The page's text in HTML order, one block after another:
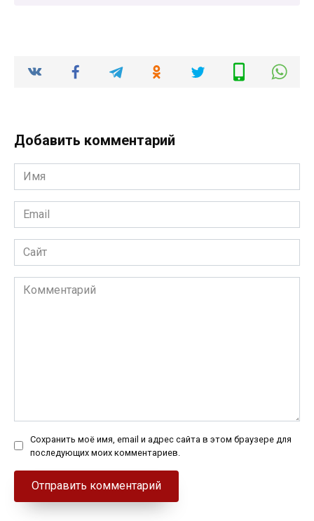
Добавить комментарий
Имя
*
Email
*
Сайт
Комментарий
Сохранить моё имя, email и адрес сайта в этом браузере для
последующих моих комментариев.